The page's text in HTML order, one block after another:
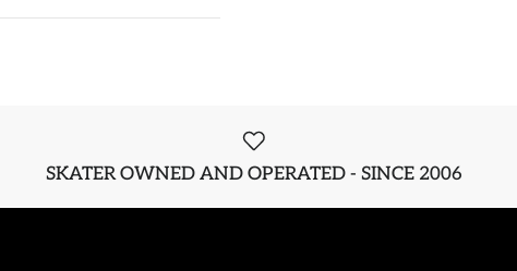
SKATER OWNED AND OPERATED - SINCE 2006